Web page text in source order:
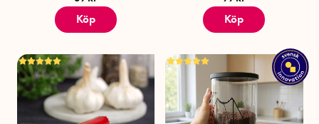
Köp Köp